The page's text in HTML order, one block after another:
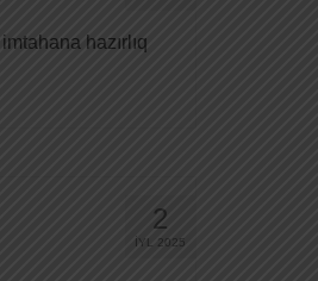
hazırlıq
2
İYL 2025